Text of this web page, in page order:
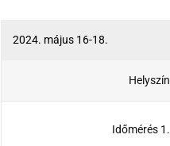
2024. május 16-18.
Helyszín
Időmérés 1.